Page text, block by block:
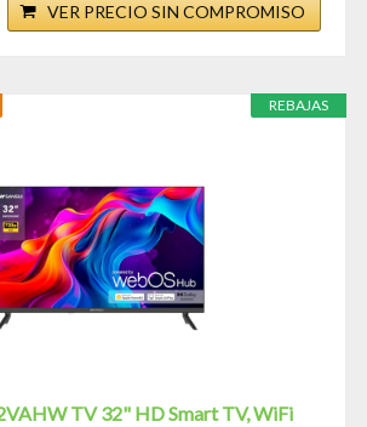
VER PRECIO SIN COMPROMISO
REBAJAS
TV 32" HD Smart TV, WiFi